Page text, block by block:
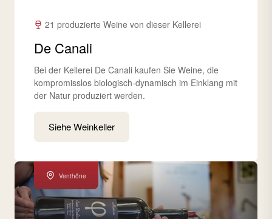
21 produzierte Weine von dieser Kellerei
De Canali
Bei der Kellerei De Canali kaufen Sie Weine, die
kompromisslos biologisch-dynamisch im Einklang mit
der Natur produziert werden.
Siehe Weinkeller
Venthône